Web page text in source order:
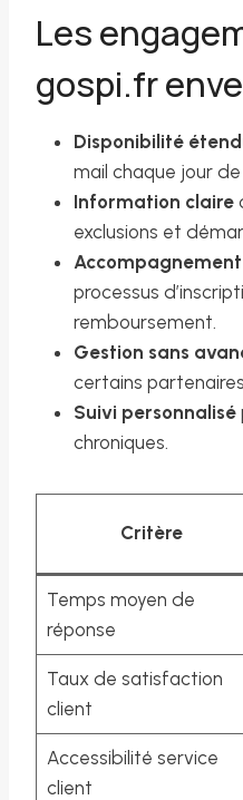
Les
gospi.fr
Disponibilité
mail chaque jour de
Information claire
exclusions et
processus
remboursement.
Gestion sans
certains
Suivi personnalisé
chroniques.
Critère
Temps moyen de
réponse
Taux de satisfaction
client
Accessibilité service
client